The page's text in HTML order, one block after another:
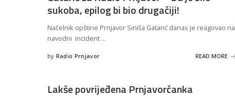
sukoba, epilog bi bio drugačiji!
Načelnik opštine Prnjavor Siniša Gatarić danas je reagovao na
navodni incident ...
Posted
by Radio Prnjavor READ MORE
Lakše povrijeđena Prnjavorčanka